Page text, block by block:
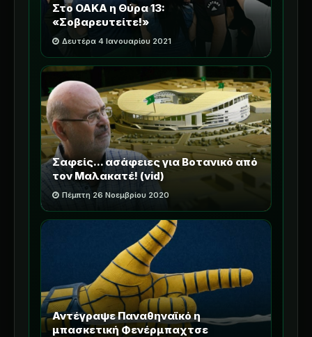
Στο ΟΑΚΑ η Θύρα 13:
«Σοβαρευτείτε!»
Δευτέρα 4 Ιανουαρίου 2021
Σαφείς... ασάφειες για Βοτανικό από
τον Μαλακατέ! (vid)
Πέμπτη 26 Νοεμβρίου 2020
Αντέγραψε Παναθηναϊκό η
μπασκετική Φενέρμπαχτσε